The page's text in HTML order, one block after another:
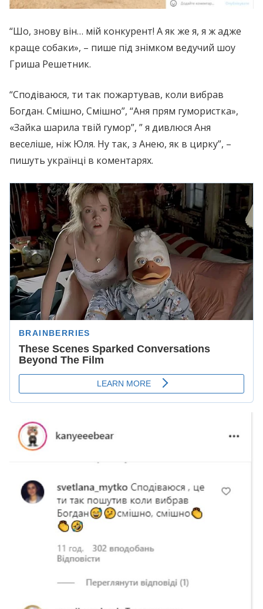
“Шо, знову він… мій конкурент! А як же я, я ж адже
краще собаки», – пише під знімком ведучий шоу
Гриша Решетник.
“Сподіваюся, ти так пожартував, коли вибрав
Богдан. Смішно, Смішно”, “Аня прям гумористка»,
«Зайка шарила твій гумор”, ” я дивлюся Аня
веселіше, ніж Юля. Ну так, з Анею, як в цирку”, –
пишуть українці в коментарях.